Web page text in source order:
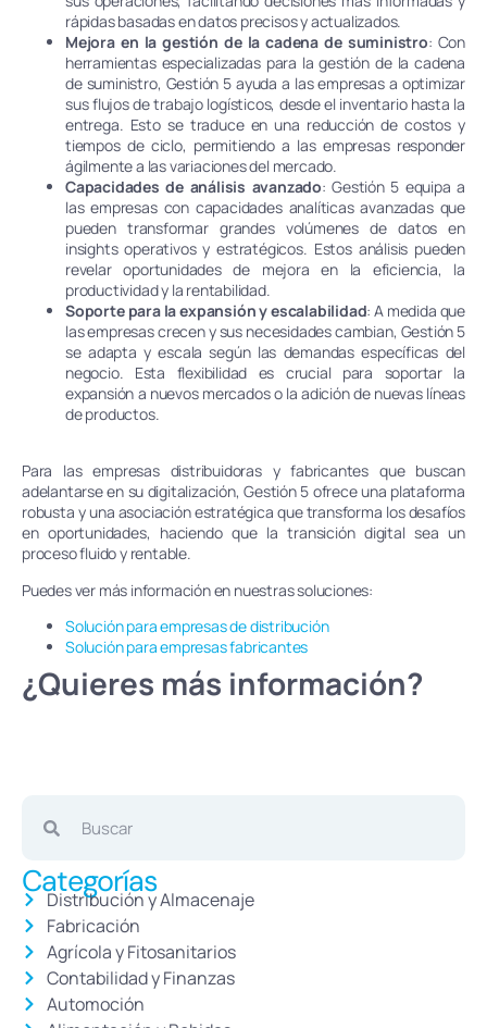
rápidas basadas en datos precisos y actualizados.
Mejora en la gestión de la cadena de suministro: Con
herramientas especializadas para la gestión de la cadena
de suministro, Gestión 5 ayuda a las empresas a optimizar
sus flujos de trabajo logísticos, desde el inventario hasta la
entrega. Esto se traduce en una reducción de costos y
tiempos de ciclo, permitiendo a las empresas responder
ágilmente a las variaciones del mercado.
Capacidades de análisis avanzado: Gestión 5 equipa a
las empresas con capacidades analíticas avanzadas que
pueden transformar grandes volúmenes de datos en
insights operativos y estratégicos. Estos análisis pueden
revelar oportunidades de mejora en la eficiencia, la
productividad y la rentabilidad.
Soporte para la expansión y escalabilidad: A medida que
las empresas crecen y sus necesidades cambian, Gestión 5
se adapta y escala según las demandas específicas del
negocio. Esta flexibilidad es crucial para soportar la
expansión a nuevos mercados o la adición de nuevas líneas
de productos.
Para las empresas distribuidoras y fabricantes que buscan
adelantarse en su digitalización, Gestión 5 ofrece una plataforma
robusta y una asociación estratégica que transforma los desafíos
en oportunidades, haciendo que la transición digital sea un
proceso fluido y rentable.
Puedes ver más información en nuestras soluciones:
Solución para empresas de distribución
Solución para empresas fabricantes
¿Quieres más información?
Categorías
Distribución y Almacenaje
Fabricación
Agrícola y Fitosanitarios
Contabilidad y Finanzas
Automoción